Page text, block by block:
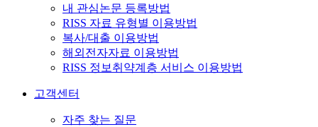
내 관심논문 등록방법
RISS 자료 유형별 이용방법
복사/대출 이용방법
해외전자자료 이용방법
RISS 정보취약계층 서비스 이용방법
고객센터
자주 찾는 질문